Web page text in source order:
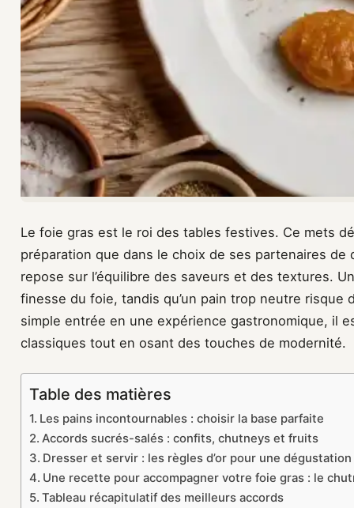
Le foie gras est le roi des tables festives. Ce mets
préparation que dans le choix de ses partenaires
repose sur l’équilibre des saveurs et des textures.
finesse du foie, tandis qu’un pain trop neutre risque
simple entrée en une expérience gastronomique, il
classiques tout en osant des touches de modernité.
Table des matières
Les pains incontournables : choisir la base parfaite
Accords sucrés-salés : confits, chutneys et fruits
Dresser et servir : les règles d’or pour une
Une recette pour accompagner votre foie gras : le
Tableau récapitulatif des meilleurs accords